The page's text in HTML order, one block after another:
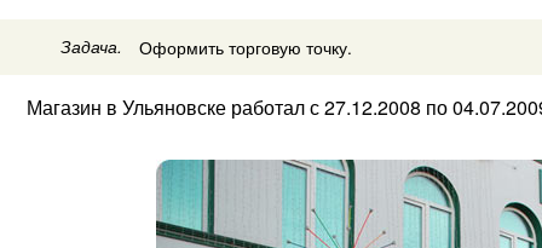
Задача. Оформить торговую точку.
Магазин в Ульяновске работал с 27.12.2008 по